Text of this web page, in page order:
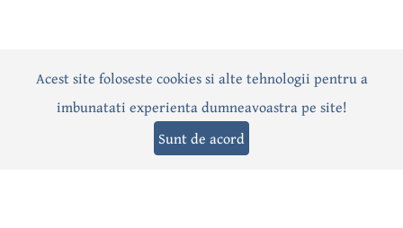
ActualitatePoliticăSocialEvenimentInterviuri
Editorial Sport Anunțuri
Acest site foloseste cookies si alte tehnologii pentru a
imbunatati experienta dumneavoastra pe site!
Sunt de acord